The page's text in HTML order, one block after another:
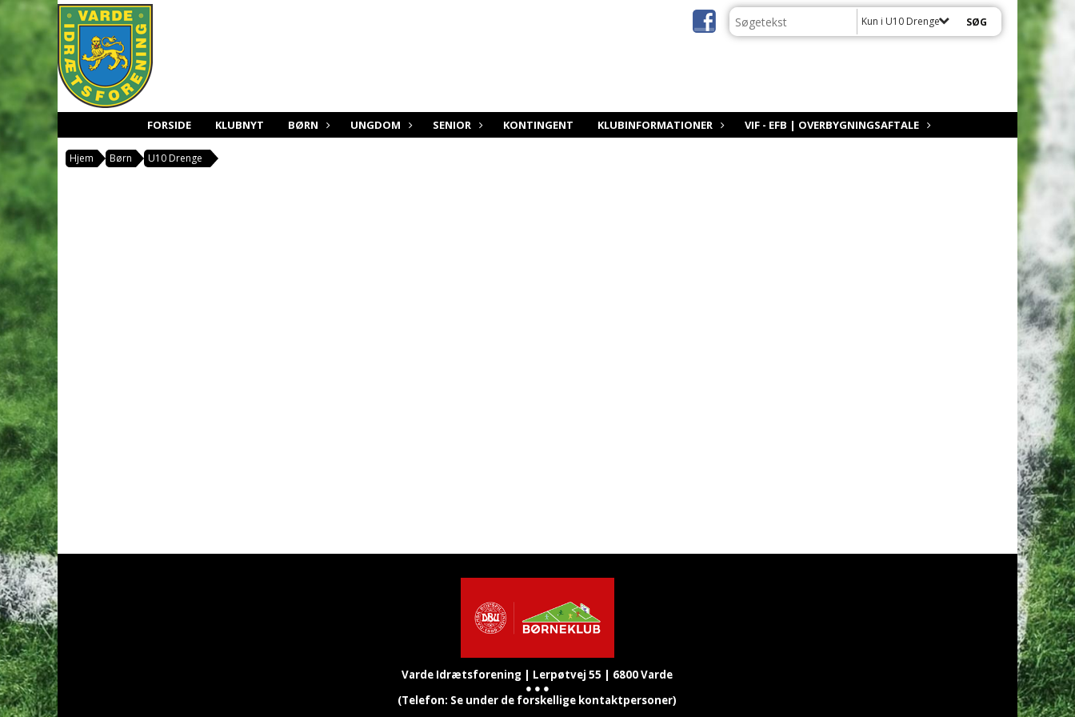
Kun i U10 Drenge
FORSIDE KLUBNYT BØRN UNGDOM SENIOR KONTINGENT KLUBINFORMATIONER VIF - EFB | OVERBYGNINGSAFTALE
Hjem Børn U10 Drenge
Varde Idrætsforening | Lerpøtvej 55 | 6800 Varde
● ● ●
(Telefon: Se under de forskellige kontaktpersoner)